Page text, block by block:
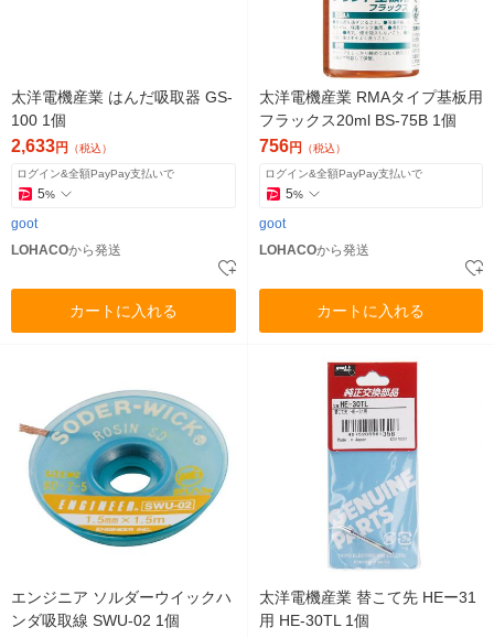
太洋電機産業 はんだ吸取器 GS-
100 1個
2,633円 （税込）
ログイン&全額PayPay支払いで
5%
goot
LOHACOから発送
カートに入れる
太洋電機産業 RMAタイプ基板用
フラックス20ml BS-75B 1個
756円 （税込）
ログイン&全額PayPay支払いで
5%
goot
LOHACOから発送
カートに入れる
エンジニア ソルダーウイックハ
ンダ吸取線 SWU-02 1個
太洋電機産業 替こて先 HEー31
用 HE-30TL 1個